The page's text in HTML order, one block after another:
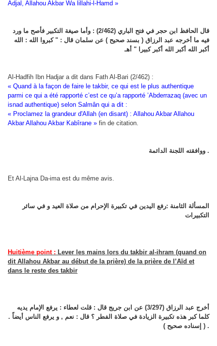
Adjal, Allahou Akbar Wa lillahi-l-Hamd »
قال الحافظ ابن حجر في فتح الباري (2/462) : وأما صيغة التكبير فأصح ما ورد
فيه ما أخرجه عبد الرزاق ( بسند صحيح ) عن سلمان قال : " كبروا الله : الله
أكبر الله أكبر الله أكبر كبيرا " أهـ
Al-Hadfih Ibn Hadjar a dit dans Fath Al-Bari (2/462) :
« Quand à la façon de faire le takbir, ce qui est le plus authentique
parmi ce qui a été rapporté c’est ce qu’a rapporté ’Abderrazaq (avec un
isnad authentique) selon Salmân qui a dit :
« Proclamez la grandeur d'Allah (en disant) : Allahou Akbar Allahou
Akbar Allahou Akbar Kabîrane » fin de citation.
ووافقته اللجنة الدائمة .
Et Al-Lajna Da-ima est du même avis.
المسألة الثامنة :رفع اليدين في تكبيرة الإحرام من صلاة العيد و في سائر
التكبيرات
Huitième point : Lever les mains lors du takbir al-ihram (quand on
dit Allahou Akbar au début de la prière) de la prière de l’Aïd et
dans le reste des takbir
أخرج عبد الرزاق (3/297) عن ابن جريج قال : قلت لعطاء : يرفع الإمام يديه
كلما كبر هذه تكبيرة الزيادة في صلاة الفطر ؟ قال : نعم , و يرفع الناس أيضاً .
( إسناده صحيح ) .